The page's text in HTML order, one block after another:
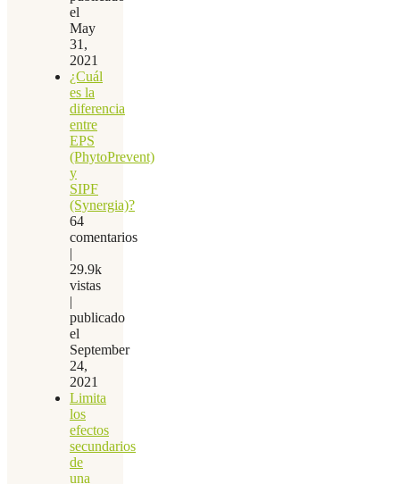
el
May
31,
2021
¿Cuál
es la
diferencia
entre
EPS
(PhytoPrevent)
y
SIPF
(Synergia)?
64
comentarios
|
29.9k
vistas
|
publicado
el
September
24,
2021
Limita
los
efectos
secundarios
de
una